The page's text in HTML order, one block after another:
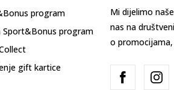
program
Sport&Bonus program
gift kartice
Mi dijelimo
nas na
o